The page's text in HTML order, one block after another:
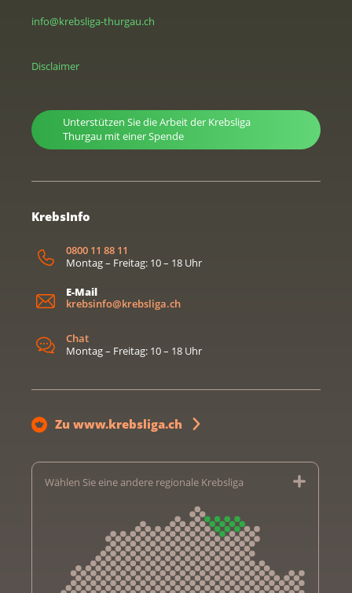
info@krebsliga-thurgau.ch
Disclaimer
Unterstützen Sie die Arbeit der Krebsliga
Thurgau mit einer Spende
KrebsInfo
0800 11 88 11
Montag – Freitag: 10 – 18 Uhr
E-Mail
krebsinfo@krebsliga.ch
Chat
Montag – Freitag: 10 – 18 Uhr
Zu www.krebsliga.ch
Wählen Sie eine andere regionale Krebsliga